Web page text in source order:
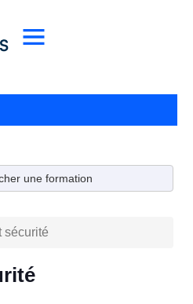
une formation
sécurité